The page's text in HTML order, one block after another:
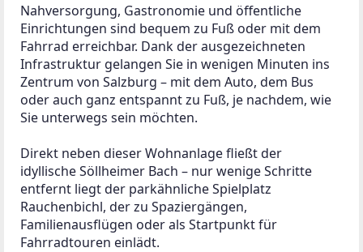
Nahversorgung, Gastronomie und öffentliche
Einrichtungen sind bequem zu Fuß oder mit dem
Fahrrad erreichbar. Dank der ausgezeichneten
Infrastruktur gelangen Sie in wenigen Minuten ins
Zentrum von Salzburg – mit dem Auto, dem Bus
oder auch ganz entspannt zu Fuß, je nachdem, wie
Sie unterwegs sein möchten.
Direkt neben dieser Wohnanlage fließt der
idyllische Söllheimer Bach – nur wenige Schritte
entfernt liegt der parkähnliche Spielplatz
Rauchenbichl, der zu Spaziergängen,
Familienausflügen oder als Startpunkt für
Fahrradtouren einlädt.